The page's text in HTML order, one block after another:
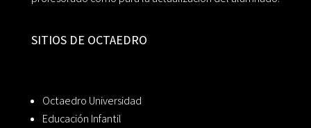
SITIOS DE OCTAEDRO
Octaedro Universidad
Educación Infantil